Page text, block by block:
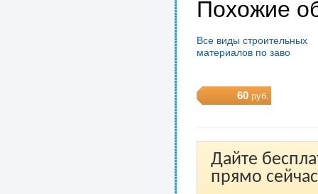
Похожие
Все виды строительных
материалов по заво
60 руб.
Дайте
прямо